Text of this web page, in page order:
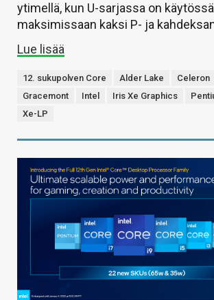
ytimellä, kun U-sarjassa on käytössä
maksimissaan kaksi P- ja
Lue lisää
12. sukupolven Core Alder Lake Celeron
Gracemont
Intel Iris Xe Graphics
Xe-LP